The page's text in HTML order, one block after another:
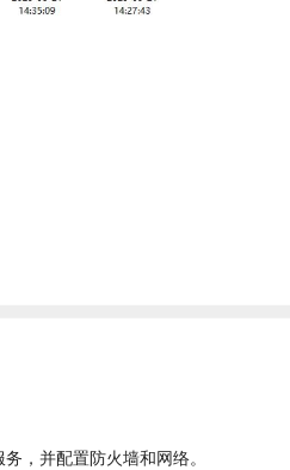
，并配置防火墙和网络。